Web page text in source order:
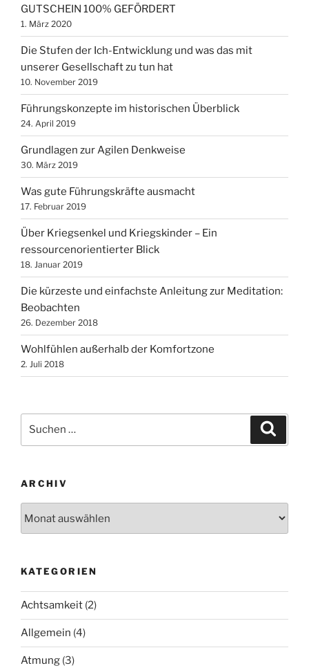
GUTSCHEIN 100% GEFÖRDERT
1. März 2020
Die Stufen der Ich-Entwicklung und was das mit
unserer Gesellschaft zu tun hat
10. November 2019
Führungskonzepte im historischen Überblick
24. April 2019
Grundlagen zur Agilen Denkweise
30. März 2019
Was gute Führungskräfte ausmacht
17. Februar 2019
Über Kriegsenkel und Kriegskinder – Ein
ressourcenorientierter Blick
18. Januar 2019
Die kürzeste und einfachste Anleitung zur Meditation:
Beobachten
26. Dezember 2018
Wohlfühlen außerhalb der Komfortzone
2. Juli 2018
nach:
ARCHIV
KATEGORIEN
Achtsamkeit (2)
Allgemein (4)
Atmung (3)